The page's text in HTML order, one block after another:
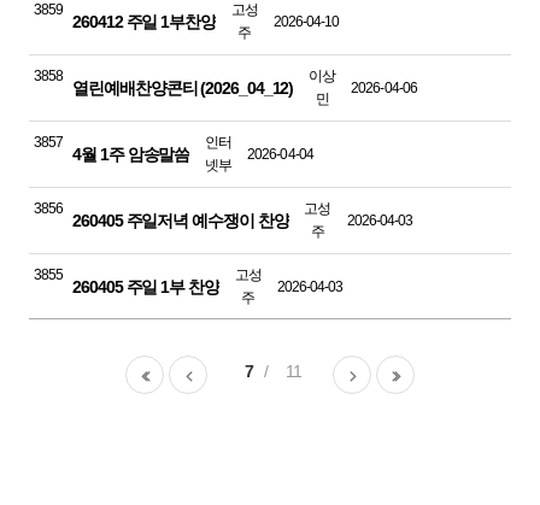
3859
260412 주일 1부찬양
고성
주
2026-04-10
3858
열린예배찬양콘티 (2026_04_12)
이상
민
2026-04-06
3857
4월 1주 암송말씀
인터
넷부
2026-04-04
3856
260405 주일저녁 예수쟁이 찬양
고성
주
2026-04-03
3855
260405 주일 1부 찬양
고성
주
2026-04-03
7 11